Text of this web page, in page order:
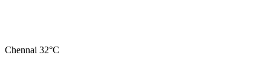
Chennai 32°C